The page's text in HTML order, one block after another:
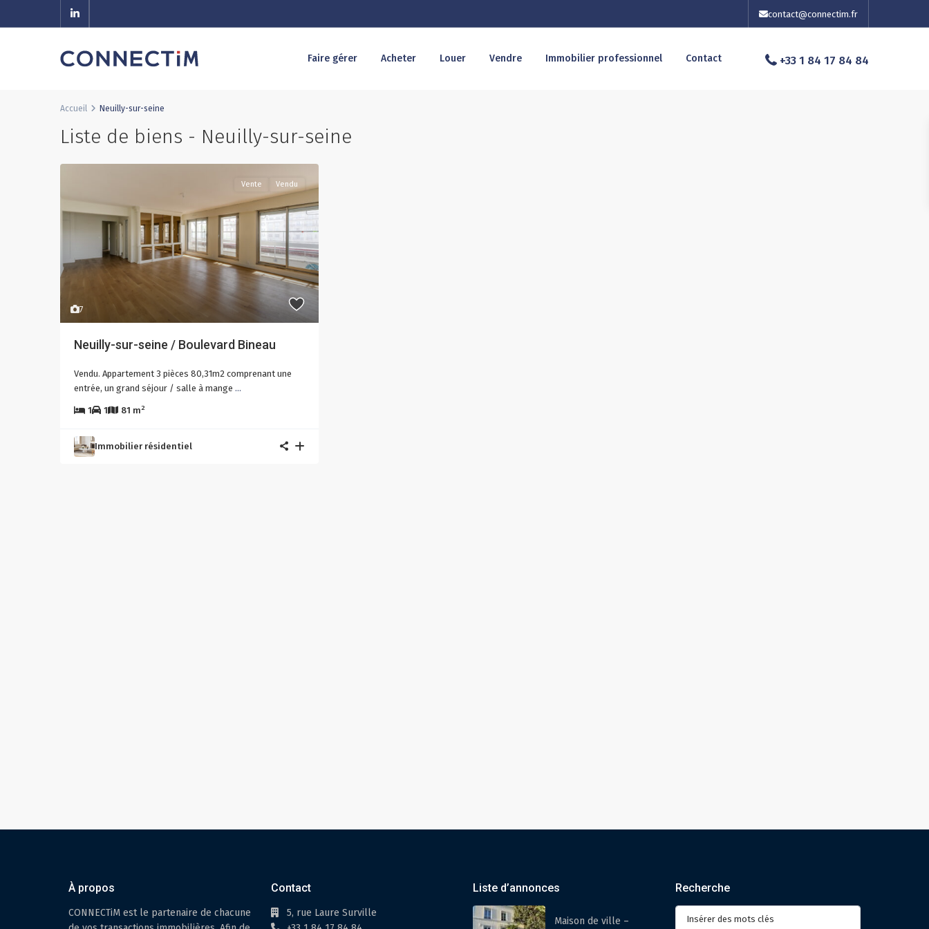
contact@connectim.fr
Faire gérer Acheter Louer Vendre Immobilier professionnel Contact +33 1 84 17 84 84
Accueil Neuilly-sur-seine
Liste de biens - Neuilly-sur-seine
7
Vente Vendu
Neuilly-sur-seine / Boulevard Bineau
Vendu. Appartement 3 pièces 80,31m2 comprenant une
entrée, un grand séjour / salle à mange ...
1 1 81 m2
Immobilier résidentiel
À propos
CONNECTiM est le partenaire de chacune
Contact
5, rue Laure Surville
Liste d’annonces
Maison de ville –
Recherche
Recherche